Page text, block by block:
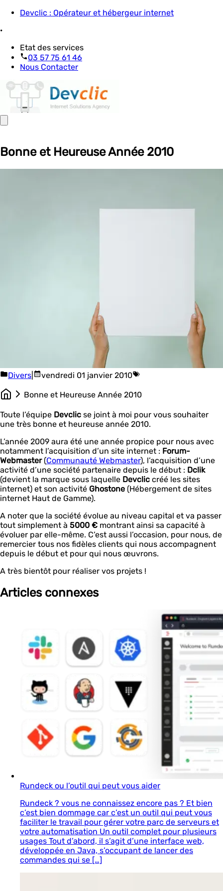
Devclic : Opérateur et hébergeur internet
·
Etat des services
03 57 75 61 46
Nous Contacter
Bonne et Heureuse Année 2010
Divers vendredi 01 janvier 2010
Bonne et Heureuse Année 2010
Toute l’équipe Devclic se joint à moi pour vous souhaiter
une très bonne et heureuse année 2010.
L’année 2009 aura été une année propice pour nous avec
notamment l’acquisition d’un site internet : Forum-
Webmaster(Communauté Webmaster), l’acquisition d’une
activité d’une société partenaire depuis le début : Dclik
(devient la marque sous laquelle Devclic créé les sites
internet) et son activité Ghostone (Hébergement de sites
internet Haut de Gamme).
A noter que la société évolue au niveau capital et va passer
tout simplement à 5000 € montrant ainsi sa capacité à
évoluer par elle-même. C’est aussi l’occasion, pour nous, de
remercier tous nos fidèles clients qui nous accompagnent
depuis le début et pour qui nous œuvrons.
A très bientôt pour réaliser vos projets !
Articles connexes
Rundeck ou l’outil qui peut vous aider
Rundeck ? vous ne connaissez encore pas ? Et bien
c’est bien dommage car c’est un outil qui peut vous
faciliter le travail pour gérer votre parc de serveurs et
votre automatisation Un outil complet pour plusieurs
usages Tout d’abord, il s’agit d’une interface web,
développée en Java, s’occupant de lancer des
commandes qui se […]